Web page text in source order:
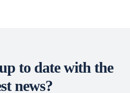
to date with the
news?